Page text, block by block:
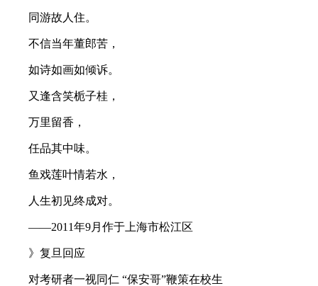
同游故人住。
不信当年董郎苦，
如诗如画如倾诉。
又逢含笑栀子桂，
万里留香，
任品其中味。
鱼戏莲叶情若水，
人生初见终成对。
——2011年9月作于上海市松江区
》复旦回应
对考研者一视同仁 “保安哥”鞭策在校生